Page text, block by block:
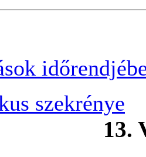
szekrénye
13.